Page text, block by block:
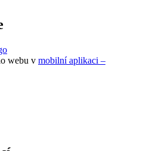
webu v mobilní aplikaci –